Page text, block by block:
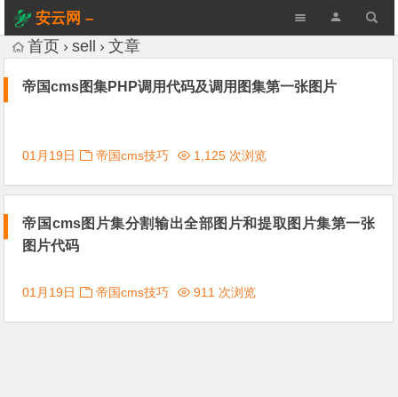
安云网 –
AnYun.ORG
首页 sell 文章
帝国cms图集PHP调用代码及调用图集第一张图片
01月19日 帝国cms技巧 1,125 次浏览
帝国cms图片集分割输出全部图片和提取图片集第一张
图片代码
01月19日 帝国cms技巧 911 次浏览